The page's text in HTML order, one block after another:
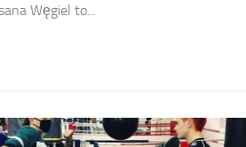
Węgiel to...